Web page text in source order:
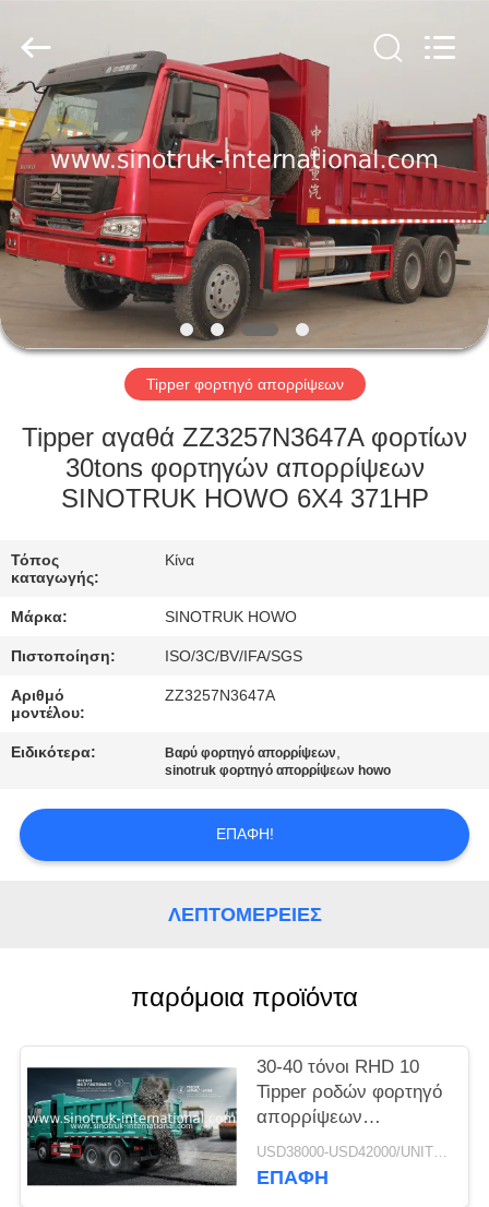
ΣΠΊΤΙ
ΠΡΟΪΌΝΤΑ
ΣΧΕΤΙΚΆ
ΕΜΆΣ
ΕΠΙΣΚΈΨΕΙΣ
ΣΤΟ
ΕΡΓΟΣΤΆΣΙΟ
ΠΟΙΌΤΗΤΑΣ
ΜΑΣ
ΜΙΑ
ΠΡΟΣΦΟΡΆ
ΠΟΛΙΤΙΚΉ
LTD..
Rights
Reserved.
Tipper φορτηγό απορρίψεων
Tipper αγαθά ZZ3257N3647A φορτίων
30tons φορτηγών απορρίψεων
SINOTRUK HOWO 6X4 371HP
Τόπος
καταγωγής:
Κίνα
Μάρκα: SINOTRUK HOWO
Πιστοποίηση: ISO/3C/BV/IFA/SGS
Αριθμό
μοντέλου:
ZZ3257N3647A
Ειδικότερα: Βαρύ φορτηγό απορρίψεων,
sinotruk φορτηγό απορρίψεων howo
ΕΠΑΦΉ!
ΛΕΠΤΟΜΈΡΕΙΕΣ
παρόμοια προϊόντα
30-40 τόνοι RHD 10
Tipper ροδών φορτηγό
απορρίψεων
SINOTRUK HOWO A7
για την κατασκευή
USD38000-USD42000/UNIT)negotiation MOQ:1 ΜΟΝΆΔΑ
ΕΠΑΦΉ